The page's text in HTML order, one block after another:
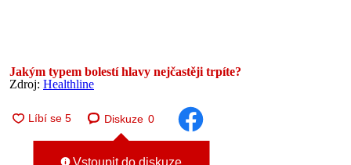
Jakým typem bolestí hlavy nejčastěji trpíte?
Zdroj: Healthline
Diskuze 0
Vstoupit do diskuze